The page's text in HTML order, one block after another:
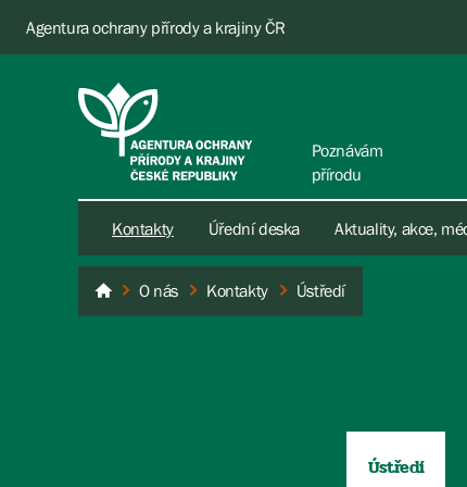
Agentura ochrany přírody a krajiny ČR
Poznávám
přírodu
Kontakty Úřední deska Aktuality, akce,
AOPK ČR
O nás Kontakty Ústředí
Ústředí